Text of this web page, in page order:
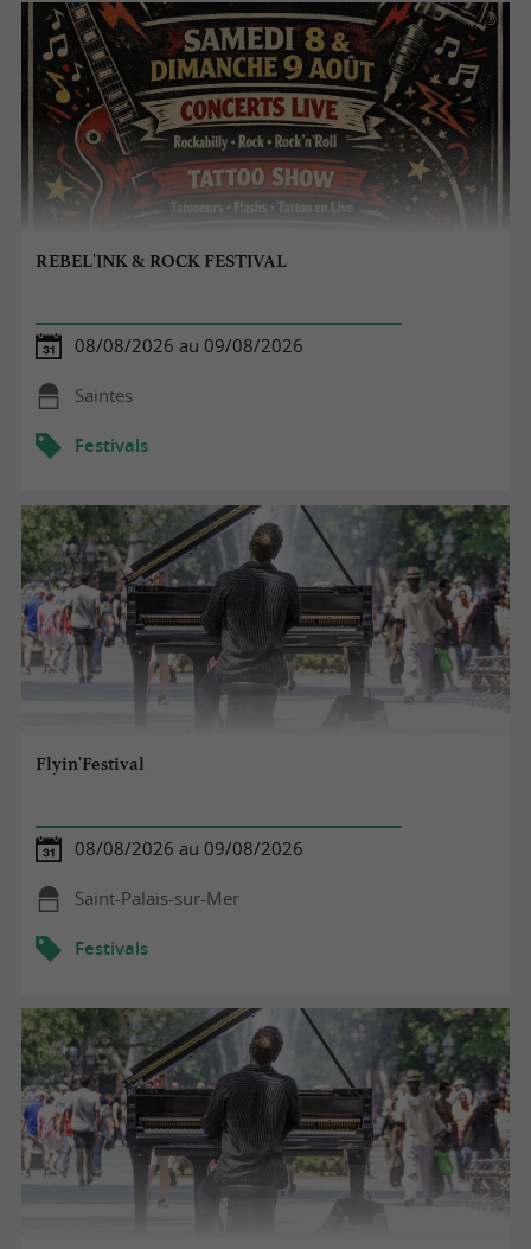
REBEL'INK & ROCK FESTIVAL
08/08/2026 au 09/08/2026
Saintes
Festivals
Flyin'Festival
08/08/2026 au 09/08/2026
Saint-Palais-sur-Mer
Festivals